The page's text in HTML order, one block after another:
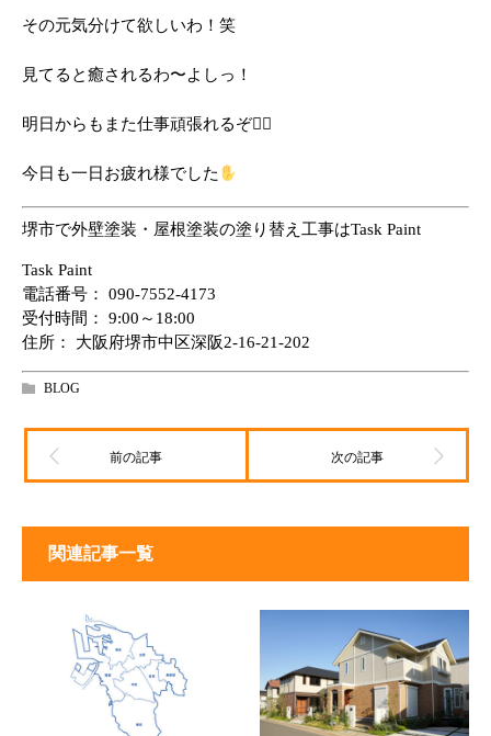
その元気分けて欲しいわ！笑
見てると癒されるわ〜よしっ！
明日からもまた仕事頑張れるぞ
今日も一日お疲れ様でした
堺市で外壁塗装・屋根塗装の塗り替え工事はTask Paint
Task Paint
電話番号： 090-7552-4173
受付時間： 9:00～18:00
住所： 大阪府堺市中区深阪2-16-21-202
BLOG
関連記事一覧